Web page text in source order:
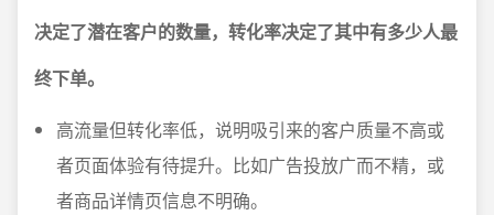
决定了潜在客户的数量，转化率决定了其中有多少人最
终下单。
高流量但转化率低，说明吸引来的客户质量不高或
者页面体验有待提升。比如广告投放广而不精，或
者商品详情页信息不明确。